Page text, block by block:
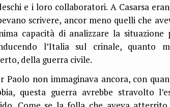
e i loro collaboratori. A Casarsa
scrivere, ancor meno quelli che
capacità di analizzare la situazione
l’Italia sul crinale, quanto
della guerra civile.
Paolo non immaginava ancora, con
questa guerra avrebbe stravolto